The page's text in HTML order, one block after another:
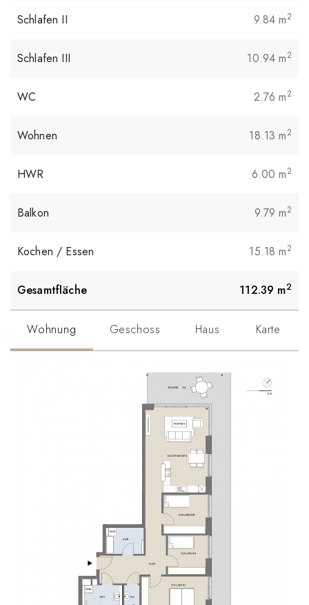
Wohnung Geschoss Haus Karte
Schlafen II 9.84m2
Schlafen III 10.94m2
WC 2.76m2
Wohnen 18.13m2
HWR 6.00m2
Balkon 9.79m2
Kochen / Essen 15.18m2
Gesamtfläche 112.39 m2